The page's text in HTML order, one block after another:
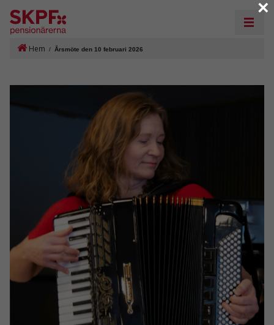
Hem / Årsmöte den 10 februari 2026
×